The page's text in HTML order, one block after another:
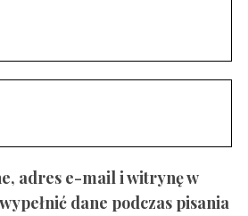
adres e-mail i witrynę w
dane podczas pisania